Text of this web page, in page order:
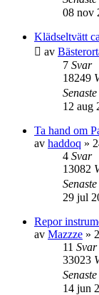
08 nov
Klädseltvätt
av
7 Svar
18249
12 aug
Ta hand om
av haddoq »
4 Svar
13082
29 jul
Repor
av Mazzze »
11 Svar
33023
14 jun